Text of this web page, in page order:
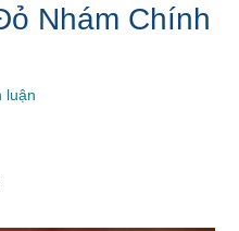
Nhám Chính
luận